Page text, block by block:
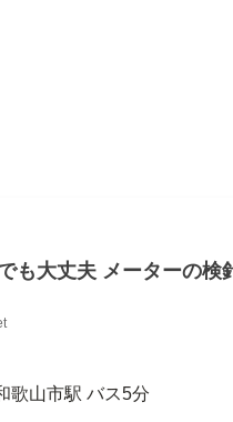
も大丈夫 メーターの検
歌山市駅 バス5分